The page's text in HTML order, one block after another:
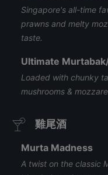
Singapore's all-time
prawns and melty
taste.
Ultimate
Loaded with chunky
mushrooms &
雞尾酒
Murta Madness
A twist on the classic